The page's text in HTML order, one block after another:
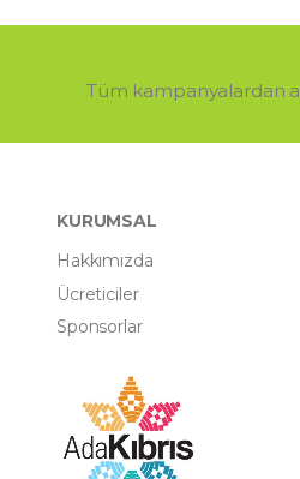
Tüm kampanyalardan
KURUMSAL
Hakkımızda
Ücreticiler
Sponsorlar